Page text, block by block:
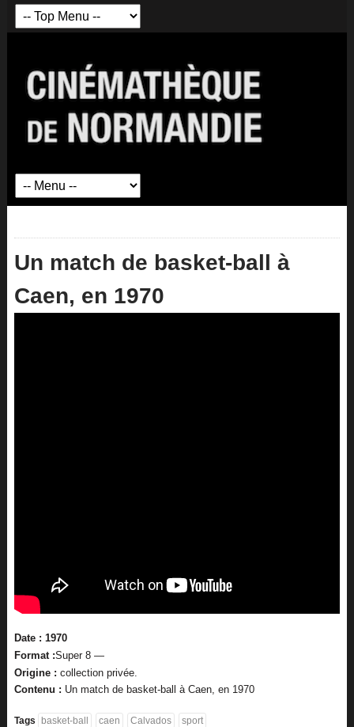
Un match de basket-ball à
Caen, en 1970
Date : 1970
Format :Super 8 —
Origine : collection privée.
Contenu : Un match de basket-ball à Caen, en 1970
Tags basket-ball caen Calvados sport